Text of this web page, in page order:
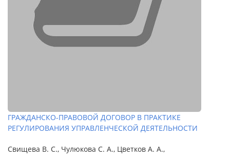
ГРАЖДАНСКО-ПРАВОВОЙ ДОГОВОР В ПРАКТИКЕ
РЕГУЛИРОВАНИЯ УПРАВЛЕНЧЕСКОЙ ДЕЯТЕЛЬНОСТИ
Свищева В. С., Чулюкова С. А., Цветков А. А.,